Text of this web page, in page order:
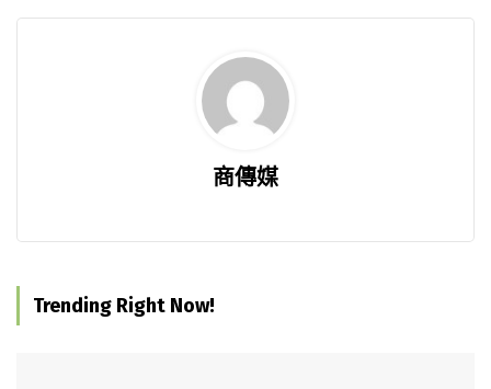
商傳媒
Trending Right Now!